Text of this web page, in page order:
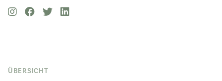
ÜBERSICHT